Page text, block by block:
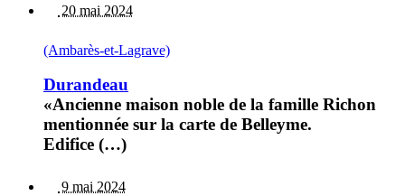
20 mai 2024
(Ambarès-et-Lagrave)
Durandeau
«Ancienne maison noble de la famille Richon
mentionnée sur la carte de Belleyme.
Edifice (…)
9 mai 2024